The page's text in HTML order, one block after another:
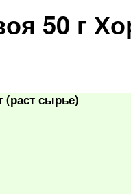
50 г
(раст сырье)